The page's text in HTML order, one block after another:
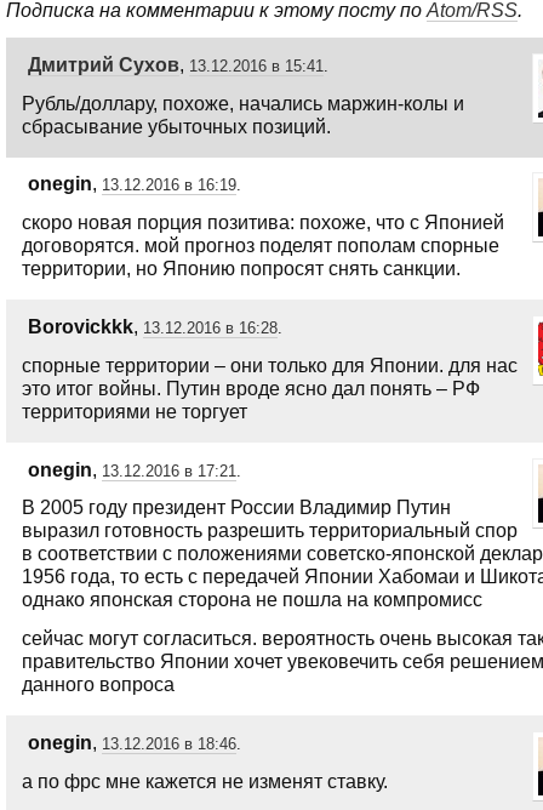
Подписка на комментарии к этому посту по Atom/RSS.
Дмитрий Сухов, 13.12.2016 в 15:41
Рубль/доллару, похоже, начались маржин-колы и
сбрасывание убыточных позиций.
onegin, 13.12.2016 в 16:19.
скоро новая порция позитива: похоже, что с Японией
договорятся. мой прогноз поделят пополам спорные
территории, но Японию попросят снять санкции.
Borovickkk, 13.12.2016 в 16:28.
спорные территории – они только для Японии. для нас
это итог войны. Путин вроде ясно дал понять – РФ
территориями не торгует
onegin 13.12.2016 в 17:21
В 2005 году президент России Владимир Путин
выразил готовность разрешить территориальный спор
в соответствии с положениями советско-японской
1956 года, то есть с передачей Японии Хабомаи и
однако японская сторона не пошла на компромисс
сейчас могут согласиться. вероятность очень высокая
правительство Японии хочет увековечить себя решением
данного вопроса
onegin, 13.12.2016 в 18:46.
а по фрс мне кажется не изменят ставку.